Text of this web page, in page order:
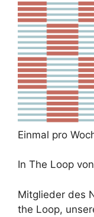
Einmal pro
In The Loop
Mitglieder des
the Loop,